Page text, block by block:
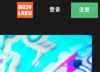
登录 注册